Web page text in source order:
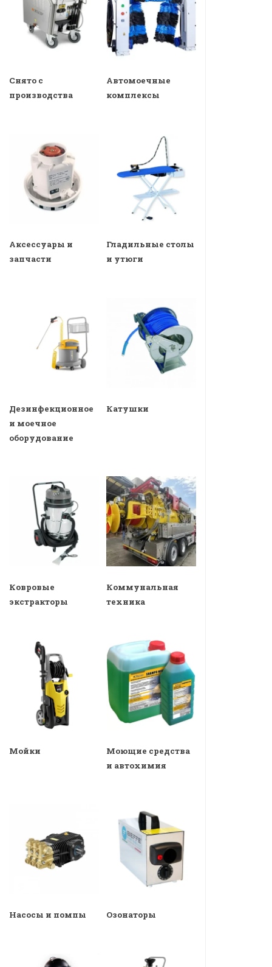
Снято с
производства
Автомоечные
комплексы
Аксессуары и
запчасти
Гладильные столы
и утюги
Дезинфекционное
и моечное
оборудование
Катушки
Ковровые
экстракторы
Коммунальная
техника
Мойки
Моющие средства
и автохимия
Насосы и помпы Озонаторы